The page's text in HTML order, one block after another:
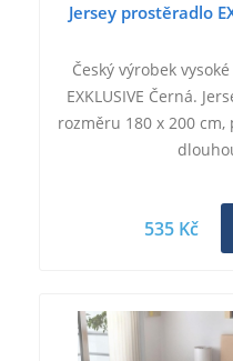
Jersey prostěradlo
Český výrobek
EXKLUSIVE Černá.
rozměru 180 x 200
535 Kč